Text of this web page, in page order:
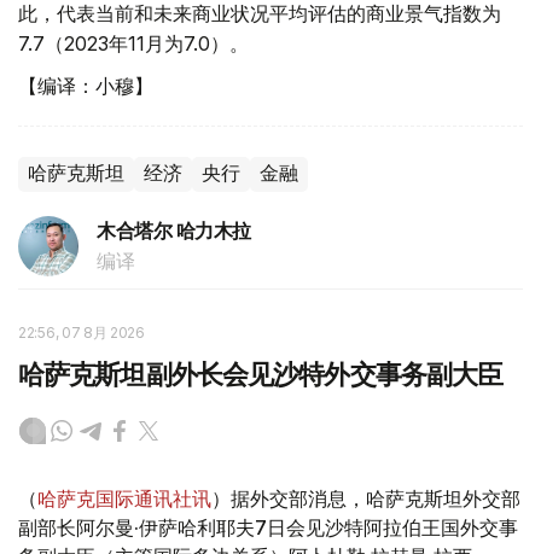
此，代表当前和未来商业状况平均评估的商业景气指数为
7.7（2023年11月为7.0）。
【编译：小穆】
哈萨克斯坦 经济 央行 金融
木合塔尔 哈力木拉
编译
22:56, 07 8月 2026
哈萨克斯坦副外长会见沙特外交事务副大臣
（哈萨克国际通讯社讯）据外交部消息，哈萨克斯坦外交部
副部长阿尔曼·伊萨哈利耶夫7日会见沙特阿拉伯王国外交事